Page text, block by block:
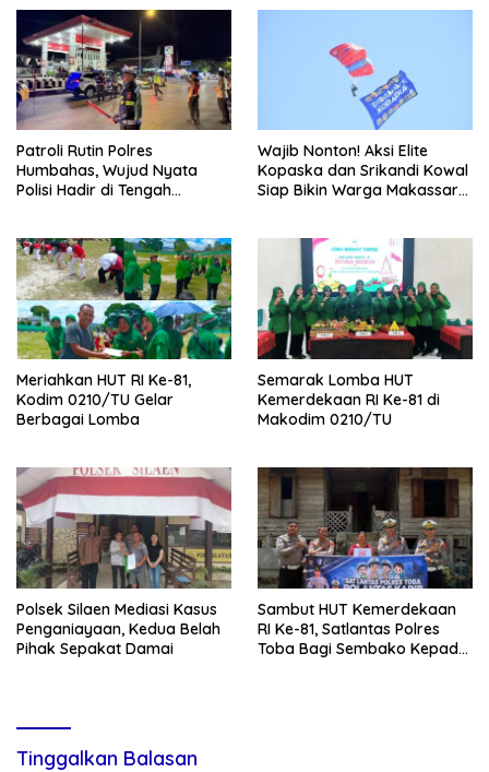
Patroli Rutin Polres
Humbahas, Wujud Nyata
Polisi Hadir di Tengah
Wajib Nonton! Aksi Elite
Kopaska dan Srikandi Kowal
Siap Bikin Warga Makassar
Meriahkan HUT RI Ke-81,
Kodim 0210/TU Gelar
Berbagai Lomba
Semarak Lomba HUT
Kemerdekaan RI Ke-81 di
Makodim 0210/TU
Polsek Silaen Mediasi Kasus
Penganiayaan, Kedua Belah
Pihak Sepakat Damai
Sambut HUT Kemerdekaan
RI Ke-81, Satlantas Polres
Toba Bagi Sembako Kepada
Tinggalkan Balasan